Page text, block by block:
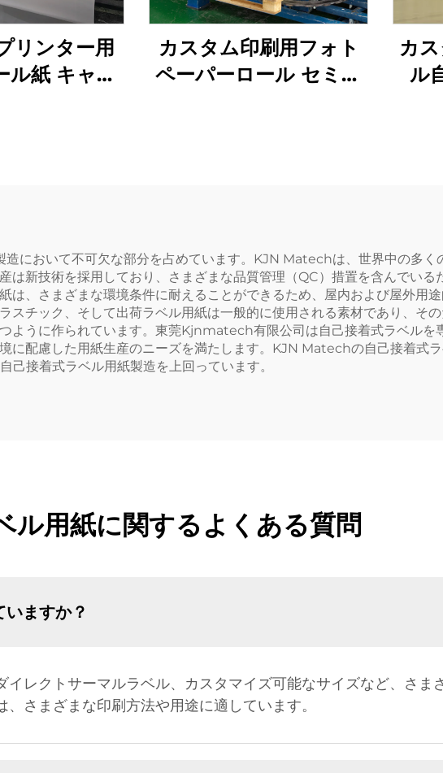
リンター用
ル紙 キャス
カスタム印刷用フォト
ペーパーロール セミグ
カ
ル
において不可欠な部分を占めています。KJN Matechは、世界中の多く
は新技術を採用しており、さまざまな品質管理（QC）措置を含んでいる
は、さまざまな環境条件に耐えることができるため、屋内および屋外用
スチック、そして出荷ラベル用紙は一般的に使用される素材であり、そ
ように作られています。東莞Kjnmatech有限公司は自己接着式ラベルを
に配慮した用紙生産のニーズを満たします。KJN Matechの自己接着式
接着式ラベル用紙製造を上回っています。
ル用紙に関するよくある質問
ますか？
レクトサーマルラベル、カスタマイズ可能なサイズなど、さま
さまざまな印刷方法や用途に適しています。